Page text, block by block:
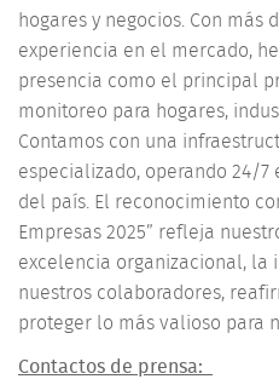
hogares y negocios. Con más
experiencia en el mercado,
presencia como el principal
monitoreo para hogares,
Contamos con una
especializado, operando 24/
del país. El reconocimiento
Empresas 2025” refleja
excelencia organizacional, la
nuestros colaboradores,
proteger lo más valioso para
Contactos de prensa: